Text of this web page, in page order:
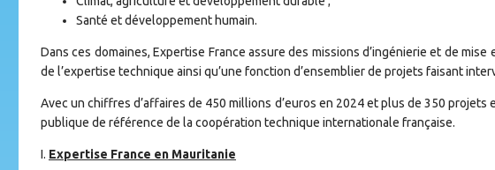
Santé et développement humain.
Dans ces domaines, Expertise France assure des missions d’ingénierie et de
de l’expertise technique ainsi qu’une fonction d’ensemblier de projets faisant
Avec un chiffres d’affaires de 450 millions d’euros en 2024 et plus de 350 projets
publique de référence de la coopération technique internationale française.
I. Expertise France en Mauritanie